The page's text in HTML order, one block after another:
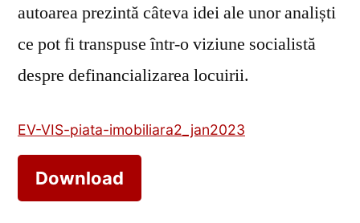
autoarea prezintă câteva idei ale unor analiști
ce pot fi transpuse într-o viziune socialistă
despre definancializarea locuirii.
EV-VIS-piata-imobiliara2_jan2023
Download